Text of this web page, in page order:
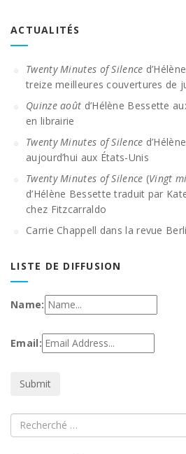
ACTUALITÉS
Twenty Minutes of Silence
treize meilleures couvertures de
Quinze août d’Hélène Bessette
en librairie
Twenty Minutes of Silence
aujourd’hui aux États-Unis
Twenty Minutes of Silence (Vingt
d’Hélène Bessette traduit par
chez Fitzcarraldo
Carrie Chappell dans la revue
LISTE DE DIFFUSION
Name:
Email:
Recherche